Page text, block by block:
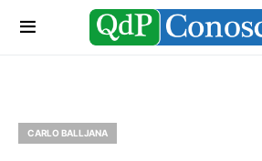
CARLO BALLJANA